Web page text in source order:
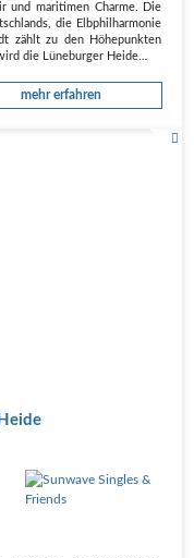
und maritimen Charme. Die
die Elbphilharmonie
zählt zu den Höhepunkten
die Lüneburger Heide…
mehr erfahren